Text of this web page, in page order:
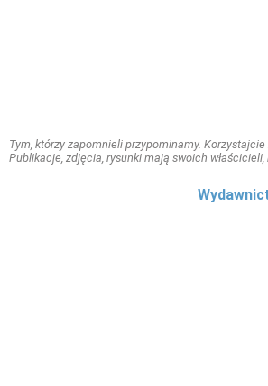
Tym, którzy zapomnieli przypominamy.
Publikacje, zdjęcia, rysunki mają swoich